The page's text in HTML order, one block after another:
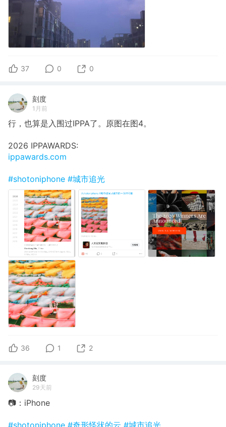
37 0 0
刻度
1月前
行，也算是入围过IPPA了。原图在图4。
2026 IPPAWARDS:
ippawards.com
#shotoniphone #城市追光
36 1 2
刻度
29天前
📷：iPhone
#shotoniphone #奇形怪状的云 #城市追光